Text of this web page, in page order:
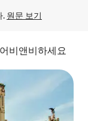
. 원문 보기
비앤비하세요